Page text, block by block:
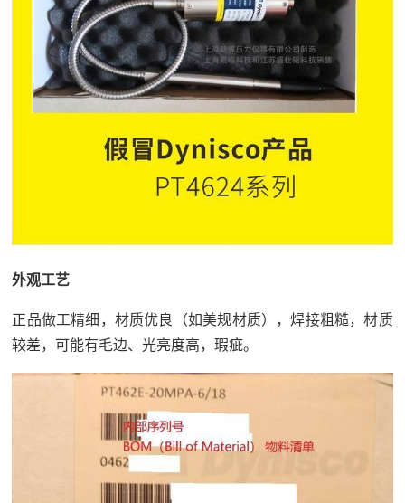
外观工艺
正品做工精细，材质优良（如美规材质），焊接粗糙，材质
较差，可能有毛边、光亮度高，瑕疵。